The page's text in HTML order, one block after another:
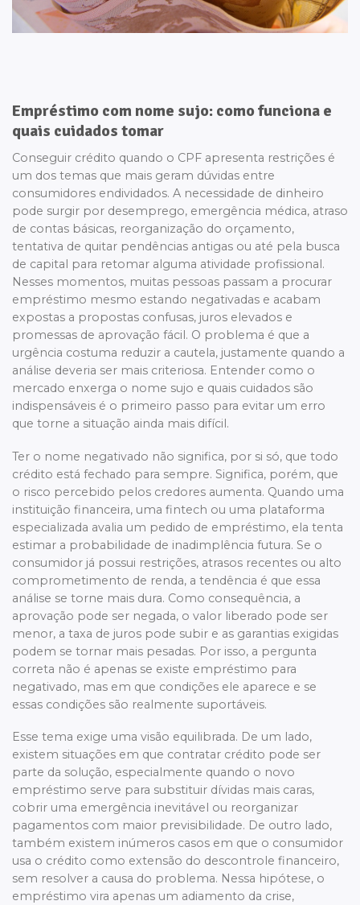
Empréstimo com nome sujo: como funciona e
quais cuidados tomar
Conseguir crédito quando o CPF apresenta restrições é
um dos temas que mais geram dúvidas entre
consumidores endividados. A necessidade de dinheiro
pode surgir por desemprego, emergência médica, atraso
de contas básicas, reorganização do orçamento,
tentativa de quitar pendências antigas ou até pela busca
de capital para retomar alguma atividade profissional.
Nesses momentos, muitas pessoas passam a procurar
empréstimo mesmo estando negativadas e acabam
expostas a propostas confusas, juros elevados e
promessas de aprovação fácil. O problema é que a
urgência costuma reduzir a cautela, justamente quando a
análise deveria ser mais criteriosa. Entender como o
mercado enxerga o nome sujo e quais cuidados são
indispensáveis é o primeiro passo para evitar um erro
que torne a situação ainda mais difícil.
Ter o nome negativado não significa, por si só, que todo
crédito está fechado para sempre. Significa, porém, que
o risco percebido pelos credores aumenta. Quando uma
instituição financeira, uma fintech ou uma plataforma
especializada avalia um pedido de empréstimo, ela tenta
estimar a probabilidade de inadimplência futura. Se o
consumidor já possui restrições, atrasos recentes ou alto
comprometimento de renda, a tendência é que essa
análise se torne mais dura. Como consequência, a
aprovação pode ser negada, o valor liberado pode ser
menor, a taxa de juros pode subir e as garantias exigidas
podem se tornar mais pesadas. Por isso, a pergunta
correta não é apenas se existe empréstimo para
negativado, mas em que condições ele aparece e se
essas condições são realmente suportáveis.
Esse tema exige uma visão equilibrada. De um lado,
existem situações em que contratar crédito pode ser
parte da solução, especialmente quando o novo
empréstimo serve para substituir dívidas mais caras,
cobrir uma emergência inevitável ou reorganizar
pagamentos com maior previsibilidade. De outro lado,
também existem inúmeros casos em que o consumidor
usa o crédito como extensão do descontrole financeiro,
sem resolver a causa do problema. Nessa hipótese, o
empréstimo vira apenas um adiamento da crise,